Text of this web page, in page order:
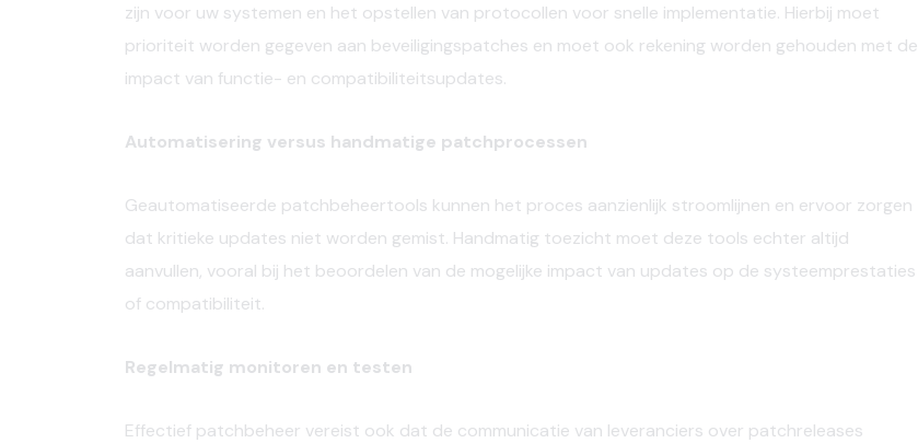
zijn voor uw systemen en het opstellen van protocollen voor snelle implementatie. Hierbij moet
prioriteit worden gegeven aan beveiligingspatches en moet ook rekening worden gehouden met de
impact van functie- en compatibiliteitsupdates.
Automatisering versus handmatige patchprocessen
Geautomatiseerde patchbeheertools kunnen het proces aanzienlijk stroomlijnen en ervoor zorgen
dat kritieke updates niet worden gemist. Handmatig toezicht moet deze tools echter altijd
aanvullen, vooral bij het beoordelen van de mogelijke impact van updates op de systeemprestaties
of compatibiliteit.
Regelmatig monitoren en testen
Effectief patchbeheer vereist ook dat de communicatie van leveranciers over patchreleases